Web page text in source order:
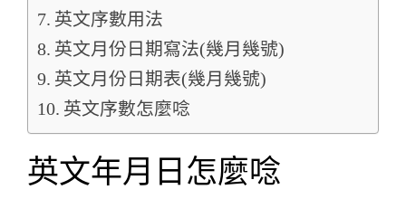
英文序數用法
英文月份日期寫法(幾月幾號)
英文月份日期表(幾月幾號)
英文序數怎麼唸
英文年月日怎麼唸